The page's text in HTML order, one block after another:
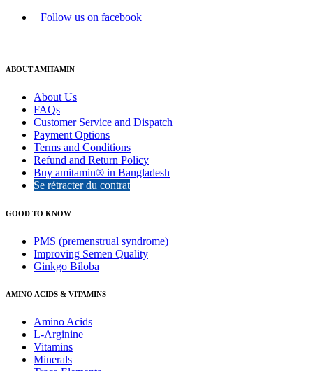
Follow us on facebook
ABOUT AMITAMIN
About Us
FAQs
Customer Service and Dispatch
Payment Options
Terms and Conditions
Refund and Return Policy
Buy amitamin® in Bangladesh
Se rétracter du contrat
GOOD TO KNOW
PMS (premenstrual syndrome)
Improving Semen Quality
Ginkgo Biloba
AMINO ACIDS & VITAMINS
Amino Acids
L-Arginine
Vitamins
Minerals